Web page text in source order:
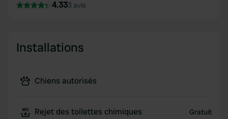
4.333 avis
Installations
Chiens autorisés
Rejet des toilettes chimiques Gratuit